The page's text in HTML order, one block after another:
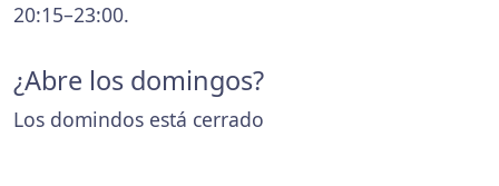
20:15–23:00.
¿Abre los domingos?
Los domindos está cerrado